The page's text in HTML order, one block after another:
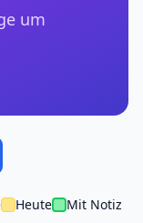
um
Heute Mit Notiz